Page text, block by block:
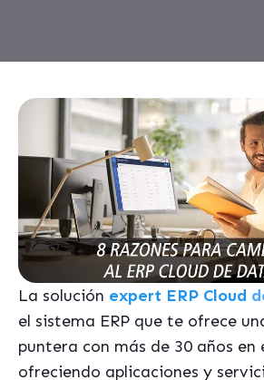
La solución expert ERP Cloud
el sistema ERP que te ofrece
puntera con más de 30 años en
ofreciendo aplicaciones y